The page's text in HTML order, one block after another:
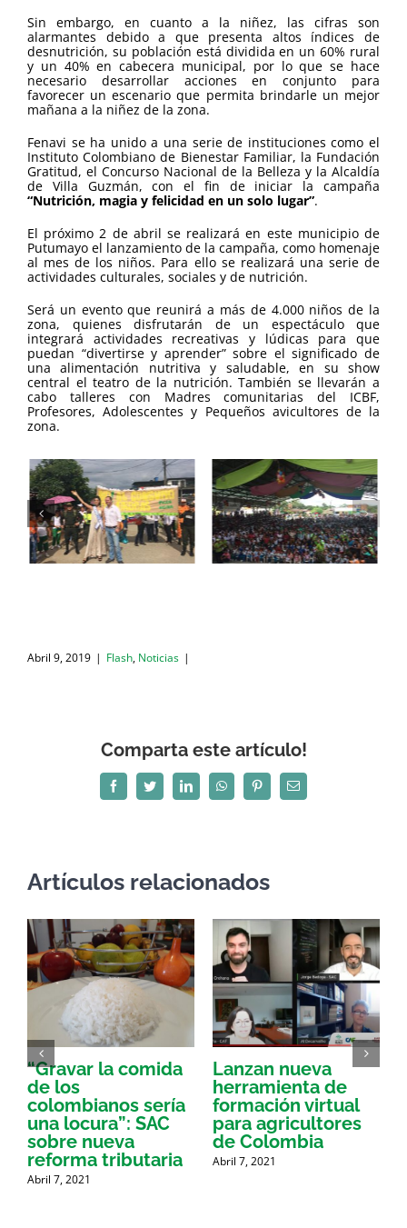
Sin embargo, en cuanto a la niñez, las cifras son
alarmantes debido a que presenta altos índices de
desnutrición, su población está dividida en un 60% rural
y un 40% en cabecera municipal, por lo que se hace
necesario desarrollar acciones en conjunto para
favorecer un escenario que permita brindarle un mejor
mañana a la niñez de la zona.
Fenavi se ha unido a una serie de instituciones como el
Instituto Colombiano de Bienestar Familiar, la Fundación
Gratitud, el Concurso Nacional de la Belleza y la Alcaldía
de Villa Guzmán, con el fin de iniciar la campaña
“Nutrición, magia y felicidad en un solo lugar”.
El próximo 2 de abril se realizará en este municipio de
Putumayo el lanzamiento de la campaña, como homenaje
al mes de los niños. Para ello se realizará una serie de
actividades culturales, sociales y de nutrición.
Será un evento que reunirá a más de 4.000 niños de la
zona, quienes disfrutarán de un espectáculo que
integrará actividades recreativas y lúdicas para que
puedan “divertirse y aprender” sobre el significado de
una alimentación nutritiva y saludable, en su show
central el teatro de la nutrición. También se llevarán a
cabo talleres con Madres comunitarias del ICBF,
Profesores, Adolescentes y Pequeños avicultores de la
zona.
Abril 9, 2019 | Flash, Noticias |
Comparta este artículo!
FacebookTwitterLinkedInWhatsAppPinterestCorreo
electrónico
Artículos relacionados
“Gravar la comida
de los
colombianos sería
una locura”: SAC
sobre nueva
reforma tributaria
Abril 7, 2021
Lanzan nueva
herramienta de
formación virtual
para agricultores
de Colombia
Abril 7, 2021